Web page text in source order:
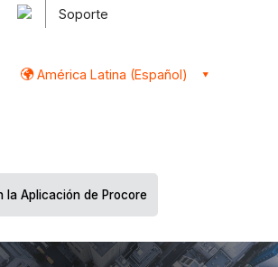
Soporte
América Latina (Español)
la Aplicación de Procore